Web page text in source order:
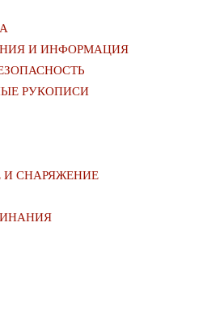
И ИНФОРМАЦИЯ
РУКОПИСИ
СНАРЯЖЕНИЕ